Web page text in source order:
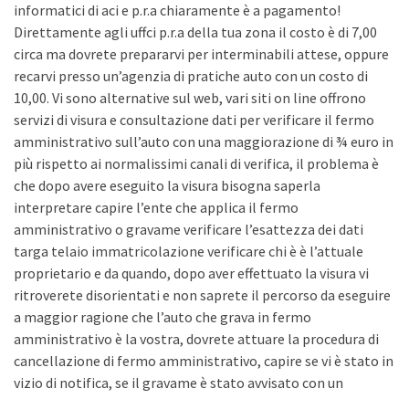
informatici di aci e p.r.a chiaramente è a pagamento!
Direttamente agli uffci p.r.a della tua zona il costo è di 7,00
circa ma dovrete prepararvi per interminabili attese, oppure
recarvi presso un’agenzia di pratiche auto con un costo di
10,00. Vi sono alternative sul web, vari siti on line offrono
servizi di visura e consultazione dati per verificare il fermo
amministrativo sull’auto con una maggiorazione di ¾ euro in
più rispetto ai normalissimi canali di verifica, il problema è
che dopo avere eseguito la visura bisogna saperla
interpretare capire l’ente che applica il fermo
amministrativo o gravame verificare l’esattezza dei dati
targa telaio immatricolazione verificare chi è è l’attuale
proprietario e da quando, dopo aver effettuato la visura vi
ritroverete disorientati e non saprete il percorso da eseguire
a maggior ragione che l’auto che grava in fermo
amministrativo è la vostra, dovrete attuare la procedura di
cancellazione di fermo amministrativo, capire se vi è stato in
vizio di notifica, se il gravame è stato avvisato con un